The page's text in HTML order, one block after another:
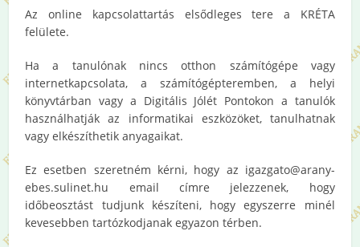
Az online kapcsolattartás elsődleges tere a KRÉTA
felülete.
Ha a tanulónak nincs otthon számítógépe vagy
internetkapcsolata, a számítógépteremben, a helyi
könyvtárban vagy a Digitális Jólét Pontokon a tanulók
használhatják az informatikai eszközöket, tanulhatnak
vagy elkészíthetik anyagaikat.
Ez esetben szeretném kérni, hogy az igazgato@arany-
ebes.sulinet.hu email címre jelezzenek, hogy
időbeosztást tudjunk készíteni, hogy egyszerre minél
kevesebben tartózkodjanak egyazon térben.